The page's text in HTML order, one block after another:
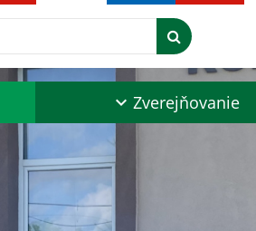
Zverejňovanie